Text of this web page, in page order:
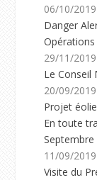
06/10/2019
Danger
29/11/2019
Le Conseil
20/09/2019
Projet
En toute
11/09/
Visite du